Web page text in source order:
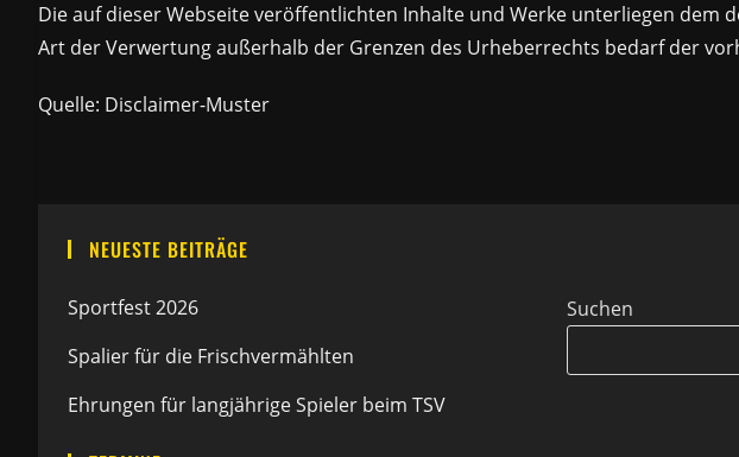
Die auf dieser Webseite veröffentlichten Inhalte und Werke unterliegen
Art der Verwertung außerhalb der Grenzen des Urheberrechts bedarf der
Quelle: Disclaimer-Muster
NEUESTE BEITRÄGE
Sportfest 2026
Spalier für die Frischvermählten
Ehrungen für langjährige Spieler beim TSV
Suchen